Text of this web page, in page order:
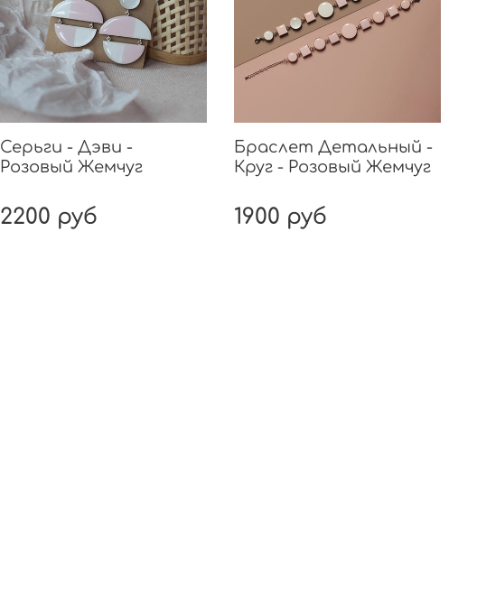
пригласили маму с дочкой – не моделей, а самых
обыкновенных женщин, поклонниц творчества
нашей мастерской. Посмотрите, как гармонично
смотрятся изделия на красотках разных
возрастов!
Серьги - Дэви -
Розовый Жемчуг
2200 руб
Браслет Детальный -
Круг - Розовый Жемчуг
1900 руб